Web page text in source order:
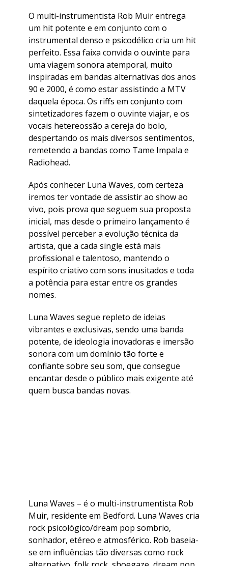
O multi-instrumentista Rob Muir entrega
um hit potente e em conjunto com o
instrumental denso e psicodélico cria um hit
perfeito. Essa faixa convida o ouvinte para
uma viagem sonora atemporal, muito
inspiradas em bandas alternativas dos anos
90 e 2000, é como estar assistindo a MTV
daquela época. Os riffs em conjunto com
sintetizadores fazem o ouvinte viajar, e os
vocais hetereossão a cereja do bolo,
despertando os mais diversos sentimentos,
remetendo a bandas como Tame Impala e
Radiohead.
Após conhecer Luna Waves, com certeza
iremos ter vontade de assistir ao show ao
vivo, pois prova que seguem sua proposta
inicial, mas desde o primeiro lançamento é
possível perceber a evolução técnica da
artista, que a cada single está mais
profissional e talentoso, mantendo o
espírito criativo com sons inusitados e toda
a potência para estar entre os grandes
nomes.
Luna Waves segue repleto de ideias
vibrantes e exclusivas, sendo uma banda
potente, de ideologia inovadoras e imersão
sonora com um domínio tão forte e
confiante sobre seu som, que consegue
encantar desde o público mais exigente até
quem busca bandas novas.
Luna Waves – é o multi-instrumentista Rob
Muir, residente em Bedford. Luna Waves cria
rock psicológico/dream pop sombrio,
sonhador, etéreo e atmosférico. Rob baseia-
se em influências tão diversas como rock